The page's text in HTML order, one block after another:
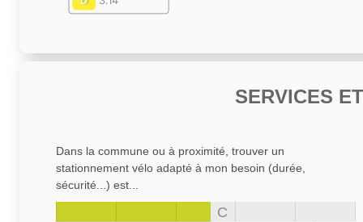
SERVICES
Dans la commune ou à proximité, trouver un
stationnement vélo adapté à mon besoin (durée,
sécurité...) est...
C